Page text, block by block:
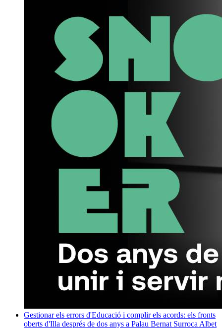
Gestionar els errors d'Educació i complir els acords: els fronts
oberts d'Illa després de dos anys a Palau Bernat Surroca Albet